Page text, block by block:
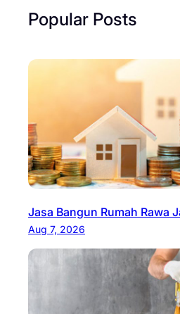
Popular Posts
Jasa Bangun Rumah Rawa
Aug 7, 2026